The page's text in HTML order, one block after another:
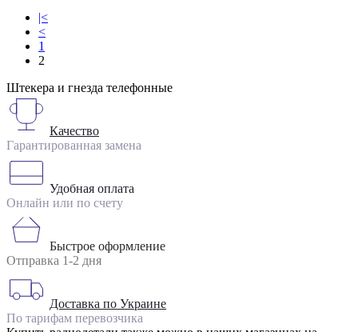
|<
<
1
2
Штекера и гнезда телефонные
Качество
Гарантированная замена
Удобная оплата
Онлайн или по счету
Быстрое оформление
Отправка 1-2 дня
Доставка по Украине
По тарифам перевозчика